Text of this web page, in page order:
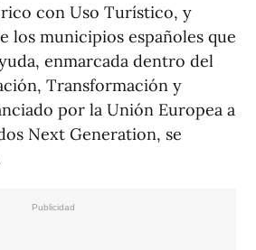
con Uso Turístico, y
los municipios españoles que
enmarcada dentro del
Transformación y
por la Unión Europea a
Next Generation, se